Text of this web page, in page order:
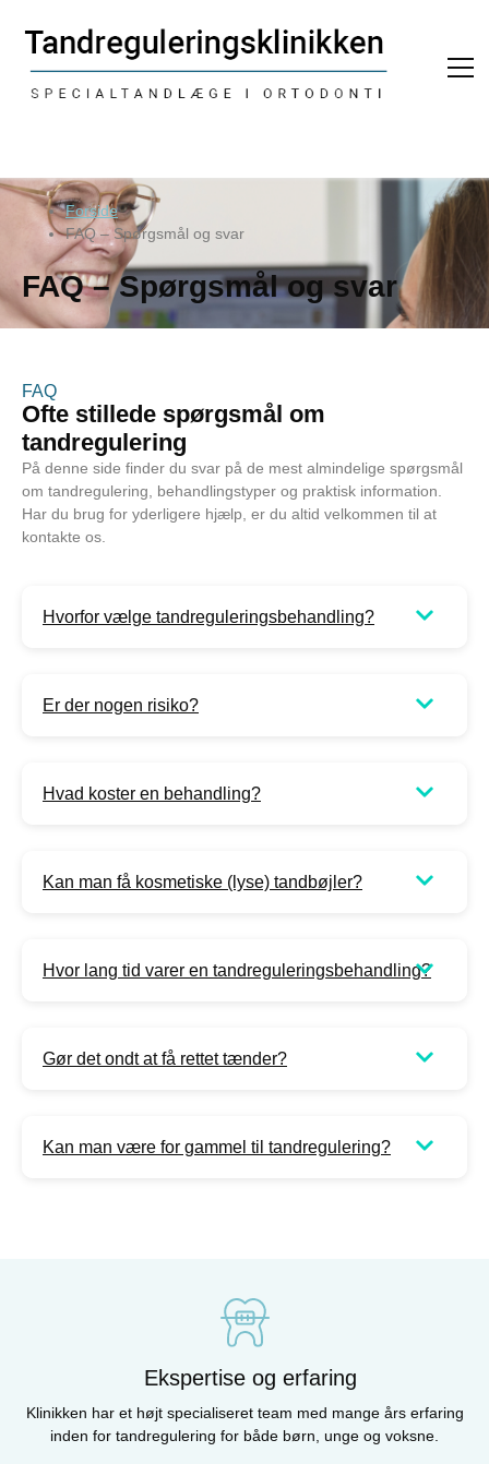
FAQ – Spørgsmål og svar
Forside
FAQ – Spørgsmål og svar
FAQ
Ofte stillede spørgsmål om
tandregulering
På denne side finder du svar på de mest almindelige spørgsmål
om tandregulering, behandlingstyper og praktisk information.
Har du brug for yderligere hjælp, er du altid velkommen til at
kontakte os.
Hvorfor vælge tandreguleringsbehandling?
Er der nogen risiko?
Hvad koster en behandling?
Kan man få kosmetiske (lyse) tandbøjler?
Hvor lang tid varer en tandreguleringsbehandling?
Gør det ondt at få rettet tænder?
Kan man være for gammel til tandregulering?
Ekspertise og erfaring
Klinikken har et højt specialiseret team med mange års erfaring
inden for tandregulering for både børn, unge og voksne.